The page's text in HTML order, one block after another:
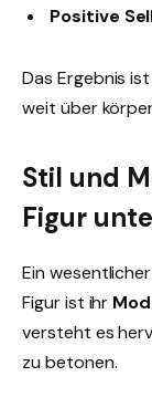
Positive
Das Ergebnis
weit über
Stil und
Figur
Ein
Figur ist ihr
versteht es
zu betonen.